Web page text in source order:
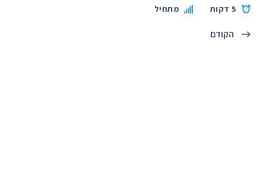
5 דקות מתחיל